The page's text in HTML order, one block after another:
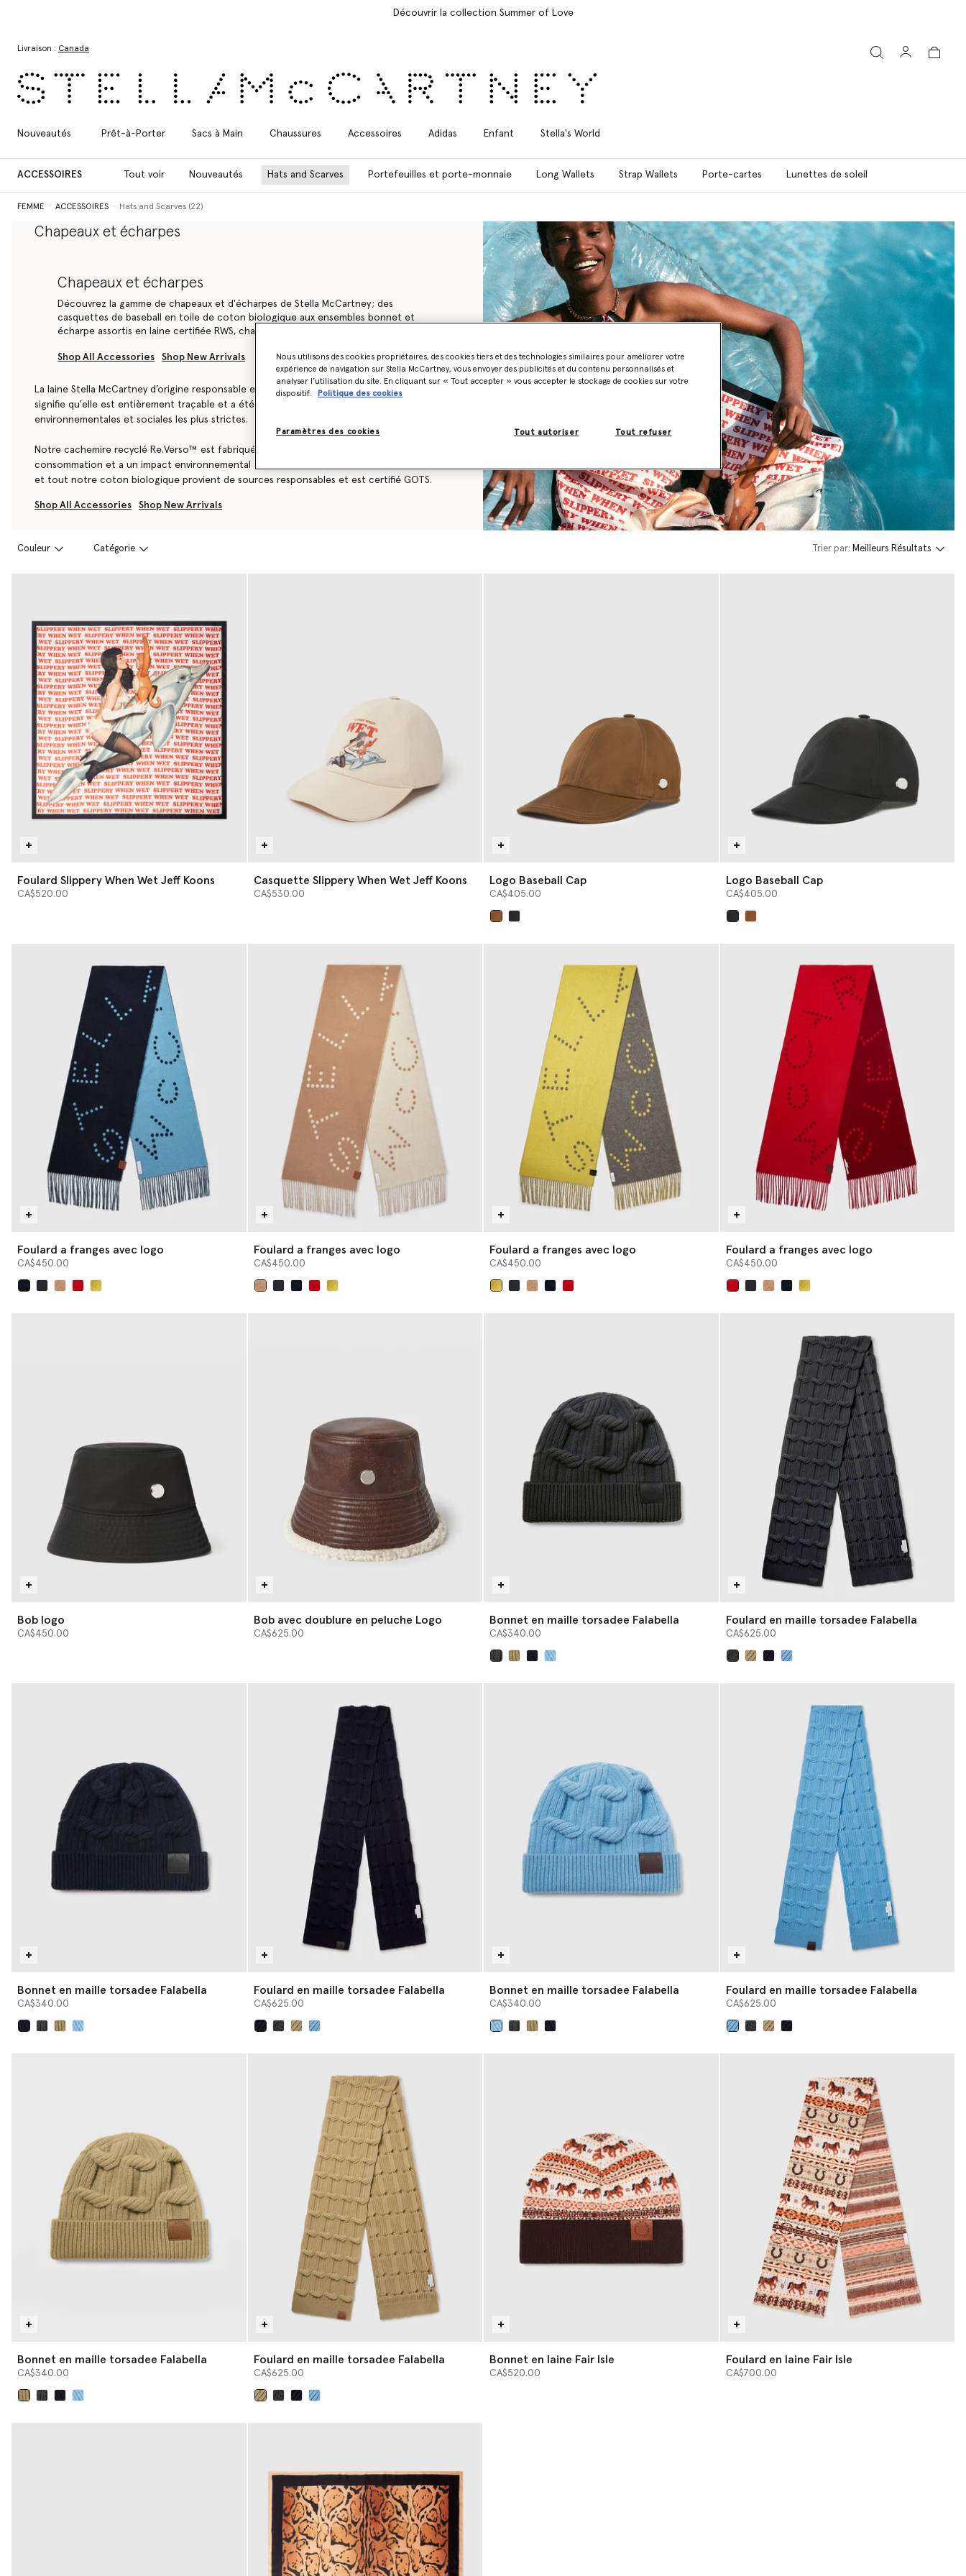
Livraison Express gratuite sur toutes les commandes
Livraison : Canada
Nouveautés Prêt-à-Porter Sacs à Main Chaussures Accessoires Adidas Enfant Stella's World
ACCESSOIRES Tout voir Nouveautés Hats and Scarves Portefeuilles et porte-monnaie Long Wallets Strap Wallets Porte-cartes Lunettes de soleil
FEMME ACCESSOIRES Hats and Scarves (22)
Chapeaux et écharpes
certifiée RWS, chaque accessoire sans cruauté est un cadeau parfait pour vous-même ou
Chapeaux et écharpes
Découvrez la gamme de chapeaux et d'écharpes de Stella McCartney ; des
casquettes de baseball en toile de coton biologique aux ensembles bonnet et
écharpe assortis en laine certifiée RWS, chaque accessoire sans cruauté est un
La laine Stella McCartney d’origine responsable est toujours certifiée RWS (ou RAS),
ce qui signifie qu'elle est entièrement traçable et a été produite selon les normes
éthiques, environnementales et sociales les plus strictes.
Notre cachemire recyclé Re.Verso™ est fabriqué à partir de déchets de production
cachemire vierge, et tout notre coton biologique provient de sources
responsables et est certifié GOTS.
Shop All Accessories Shop New Arrivals
La laine Stella McCartney d’origine responsable est toujours certifiée RWS (ou RAS), ce qui
signifie qu'elle est entièrement traçable et a été produite selon les normes éthiques,
environnementales et sociales les plus strictes.
Notre cachemire recyclé Re.Verso™ est fabriqué à partir de déchets de production pré-
consommation et a un impact environnemental sept fois moindre que le cachemire vierge,
et tout notre coton biologique provient de sources responsables et est certifié GOTS.
Shop All Accessories Shop New Arrivals
Couleur Catégorie Trier par: Meilleurs Résultats
Foulard Slippery When Wet Jeff Koons
CA$520.00
Casquette Slippery When Wet Jeff Koons
CA$530.00
Logo Baseball Cap
CA$405.00
Logo Baseball Cap
CA$405.00
Foulard a franges avec logo
CA$450.00
Foulard a franges avec logo
CA$450.00
Foulard a franges avec logo
CA$450.00
Foulard a franges avec logo
CA$450.00
Bob logo
CA$450.00
Bob avec doublure en peluche Logo
CA$625.00
Bonnet en maille torsadee Falabella
CA$340.00
Foulard en maille torsadee Falabella
CA$625.00
Bonnet en maille torsadee Falabella
CA$340.00
Foulard en maille torsadee Falabella
CA$625.00
Bonnet en maille torsadee Falabella
CA$340.00
Foulard en maille torsadee Falabella
CA$625.00
Bonnet en maille torsadee Falabella
CA$340.00
Foulard en maille torsadee Falabella
CA$625.00
Bonnet en laine Fair Isle
CA$520.00
Foulard en laine Fair Isle
CA$700.00
Nous utilisons des cookies propriétaires, des cookies tiers et des technologies similaires pour améliorer votre
expérience de navigation sur Stella McCartney, vous envoyer des publicités et du contenu personnalisés et
analyser l’utilisation du site. En cliquant sur « Tout accepter » vous accepter le stockage de cookies sur votre
dispositif.
Politique des cookies
Paramètres des cookies Tout refuser
Tout autoriser